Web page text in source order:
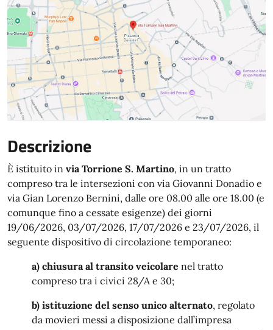
Descrizione
È istituito in via Torrione S. Martino, in un tratto
compreso tra le intersezioni con via Giovanni Donadio e
via Gian Lorenzo Bernini, dalle ore 08.00 alle ore 18.00 (e
comunque fino a cessate esigenze) dei giorni
19/06/2026, 03/07/2026, 17/07/2026 e 23/07/2026, il
seguente dispositivo di circolazione temporaneo:
a) chiusura al transito veicolare nel tratto
compreso tra i civici 28/A e 30;
b) istituzione del senso unico alternato, regolato
da movieri messi a disposizione dall’impresa